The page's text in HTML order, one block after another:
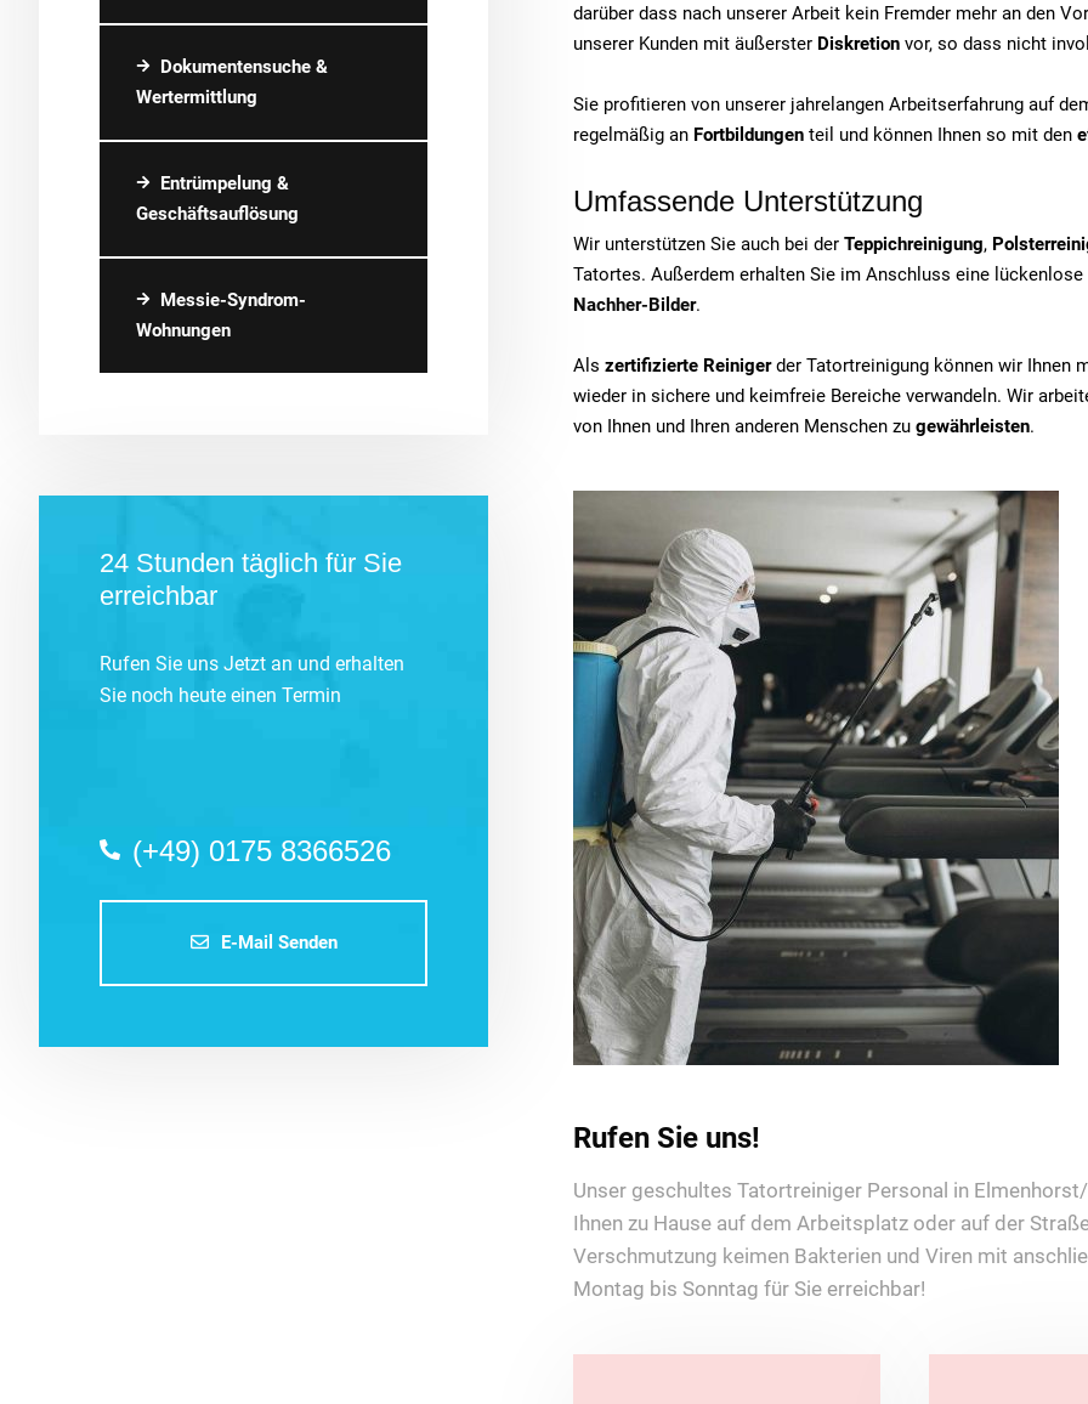
Dokumentensuche &
Wertermittlung
Entrümpelung &
Geschäftsauflösung
Messie-Syndrom-
Wohnungen
24 Stunden täglich für Sie
erreichbar
Rufen Sie uns Jetzt an und erhalten
Sie noch heute einen Termin
(+49) 0175 8366526
E-Mail Senden
darüber dass nach unserer Arbeit kein Fremder mehr an den
unserer Kunden mit äußerster Diskretion vor, so dass nicht
Sie profitieren von unserer jahrelangen Arbeitserfahrung auf
regelmäßig an Fortbildungen teil und können Ihnen so mit den
Umfassende Unterstützung
Wir unterstützen Sie auch bei der Teppichreinigung,
Tatortes. Außerdem erhalten Sie im Anschluss eine lückenlose
Nachher-Bilder.
Als zertifizierte Reinigerder Tatortreinigung können wir Ihnen
wieder in sichere und keimfreie Bereiche verwandeln. Wir
von Ihnen und Ihren anderen Menschen zu gewährleisten.
Rufen Sie uns!
Unser geschultes Tatortreiniger Personal in
Ihnen zu Hause auf dem Arbeitsplatz oder auf der
Verschmutzung keimen Bakterien und Viren mit
Montag bis Sonntag für Sie erreichbar!